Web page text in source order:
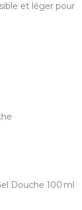
et léger pour
Douche 100 ml